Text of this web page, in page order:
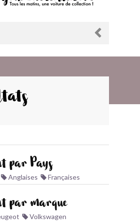
MODÈLES ET MARQUES
par Pays
Anglaises Françaises
par marque
Volkswagen